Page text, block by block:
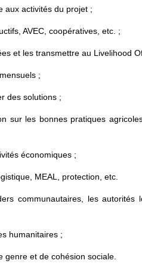
activités du projet ;
AVEC, coopératives, etc. ;
et les transmettre au Livelihood
;
des solutions ;
les bonnes pratiques
économiques ;
MEAL, protection, etc.
les autorités
humanitaires ;
et de cohésion sociale.